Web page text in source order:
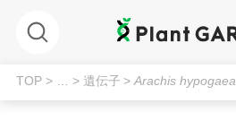
TOP> … > 遺伝子 >Arachis hypogaea